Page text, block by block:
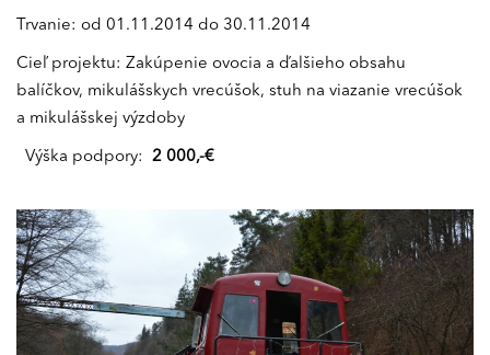
Trvanie: od 01.11.2014 do 30.11.2014
Cieľ projektu: Zakúpenie ovocia a ďalšieho obsahu
balíčkov, mikulášskych vrecúšok, stuh na viazanie vrecúšok
a mikulášskej výzdoby
Výška podpory: 2 000,-€